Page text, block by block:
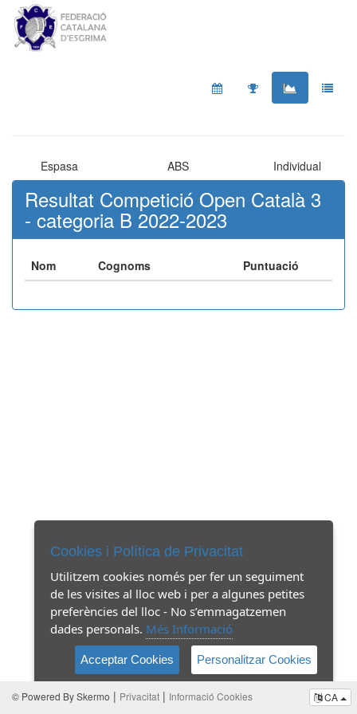
Espasa ABS Individual
Resultat Competició Open Català 3
- categoria B 2022-2023
Nom Cognoms Puntuació
© Powered By Skermo | Privacitat | Informació Cookies CA
Cookies i Política de Privacitat
Utilitzem cookies només per fer un seguiment
de les visites al lloc web i per a algunes petites
preferències del lloc - No s’emmagatzemen
dades personals. Més Informació
Acceptar Cookies Personalitzar Cookies